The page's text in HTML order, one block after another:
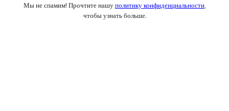
Мы не спамим! Прочтите нашу политику конфиденциальности
чтобы узнать больше.